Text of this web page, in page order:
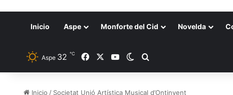
Inicio Aspe Monforte del Cid Novelda
Aspe 32 ℃ FacebookYouTubeSwitch skin
Inicio / Societat Unió Artística Musical d’Ontinyent